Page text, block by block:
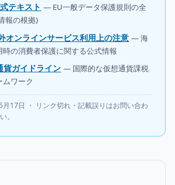
テキスト — EU一般データ保護規則の全
報の根拠)
オンラインサービス利用上の注意 — 海
時の消費者保護に関する公式情報
貨ガイドライン — 国際的な仮想通貨課税
ムワーク
17日 ・ リンク切れ・記載誤りはお問い合わ
。